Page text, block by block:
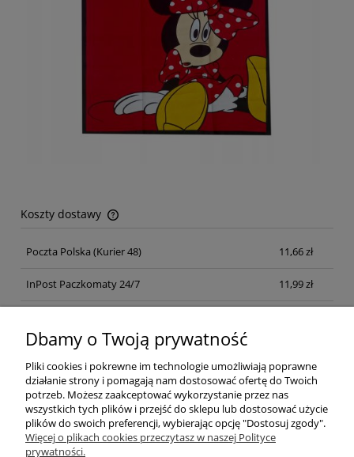
Koszty dostawy
Cena nie zawiera ewentualnych kosztów płatności
Poczta Polska (Kurier 48) 11,66 zł
InPost Paczkomaty 24/7 11,99 zł
Pomoc
Dbamy o Twoją prywatność
Pliki cookies i pokrewne im technologie umożliwiają poprawne
działanie strony i pomagają nam dostosować ofertę do Twoich
potrzeb. Możesz zaakceptować wykorzystanie przez nas
wszystkich tych plików i przejść do sklepu lub dostosować użycie
plików do swoich preferencji, wybierając opcję "Dostosuj zgody".
Więcej o plikach cookies przeczytasz w naszej Polityce
prywatności.